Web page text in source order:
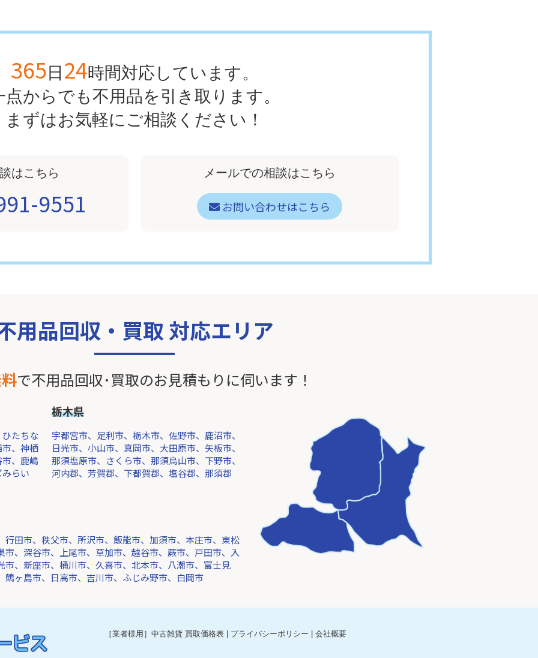
365 日 24時間対応しています。
点からでも不用品を引き取ります。
まずはお気軽にご相談ください！
はこちら
9551
メールでの相談はこちら
お問い合わせはこちら
用品回収・買取 対応エリア
で不用品回収･買取のお見積もりに伺います！
たちな
、神栖
、鹿嶋
らい
栃木県
宇都宮市、足利市、栃木市、佐野市、鹿沼市、
日光市、小山市、真岡市、大田原市、矢板市、
那須塩原市、さくら市、那須烏山市、下野市、
河内郡、芳賀郡、下都賀郡、塩谷郡、那須郡
田市、秩父市、所沢市、飯能市、加須市、本庄市、東松
、深谷市、上尾市、草加市、越谷市、蕨市、戸田市、入
、新座市、桶川市、久喜市、北本市、八潮市、富士見
ヶ島市、日高市、吉川市、ふじみ野市、白岡市
［業者様用］中古雑貨 買取価格表 プライバシーポリシー 会社概要